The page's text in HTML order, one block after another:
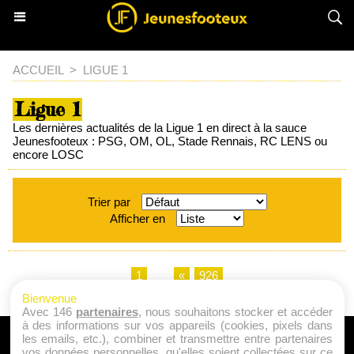
ACCUEIL > LIGUE 1
Ligue 1
Les dernières actualités de la Ligue 1 en direct à la sauce
Jeunesfooteux : PSG, OM, OL, Stade Rennais, RC LENS ou
encore LOSC
Trier par
Afficher en
1 « 926
A PROPOS
Bienvenue
Avec 146 partenaires, nous souhaitons stocker et accéder
à des informations sur vos appareils (cookies, pixels dans
les emails, etc.), combiner et transmettre entre partenaires